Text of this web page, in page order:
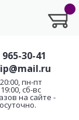
30-41
пн-пт
сб-вс
на сайте -